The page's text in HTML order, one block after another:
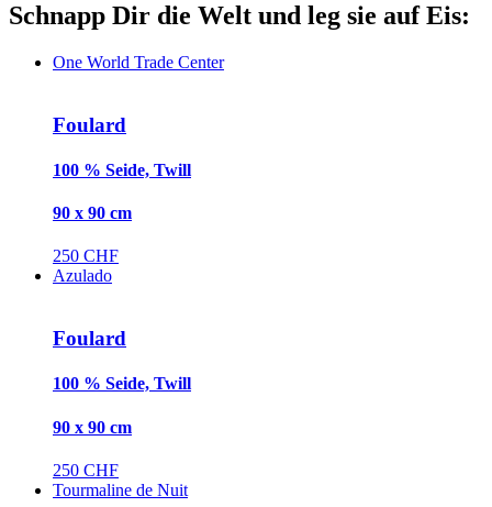
Schnapp Dir die Welt und leg sie auf Eis:
One World Trade Center
Foulard
100 % Seide, Twill
90 x 90 cm
250 CHF
Azulado
Foulard
100 % Seide, Twill
90 x 90 cm
250 CHF
Tourmaline de Nuit